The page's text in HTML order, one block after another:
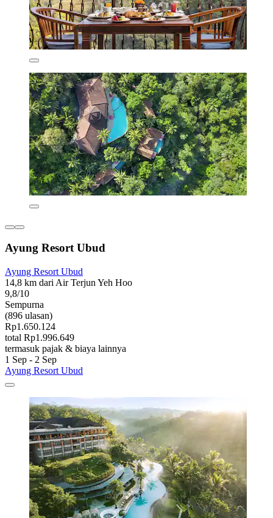
Ayung Resort Ubud
Ayung Resort Ubud
14,8 km dari Air Terjun Yeh Hoo
9,8/10
Sempurna
(896 ulasan)
Rp1.650.124
total Rp1.996.649
termasuk pajak & biaya lainnya
1 Sep - 2 Sep
Ayung Resort Ubud